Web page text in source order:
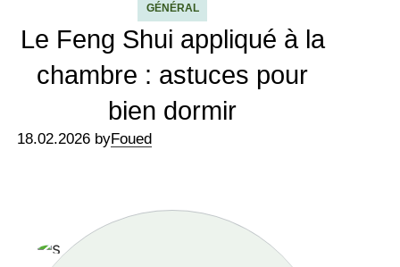
GÉNÉRAL
Le Feng Shui appliqué à la
chambre : astuces pour
bien dormir
18.02.2026 byFoued